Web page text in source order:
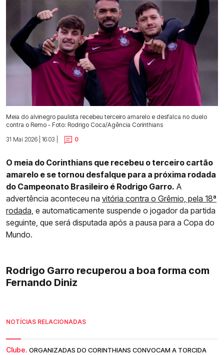
Meia do alvinegro paulista recebeu terceiro amarelo e desfalca no duelo
contra o Remo - Foto: Rodrigo Coca/Agência Corinthians
31 Mai 2026 | 16:03 |
0
O meia do Corinthians que recebeu o terceiro cartão
amarelo e se tornou desfalque para a próxima rodada
do Campeonato Brasileiro é Rodrigo Garro. A
advertência aconteceu na vitória contra o Grêmio, pela 18ª
rodada, e automaticamente suspende o jogador da partida
seguinte, que será disputada após a pausa para a Copa do
Mundo.
Rodrigo Garro recuperou a boa forma com
Fernando Diniz
NOTÍCIAS RELACIONADAS
Clube. ORGANIZADAS DO CORINTHIANS CONVOCAM A TORCIDA